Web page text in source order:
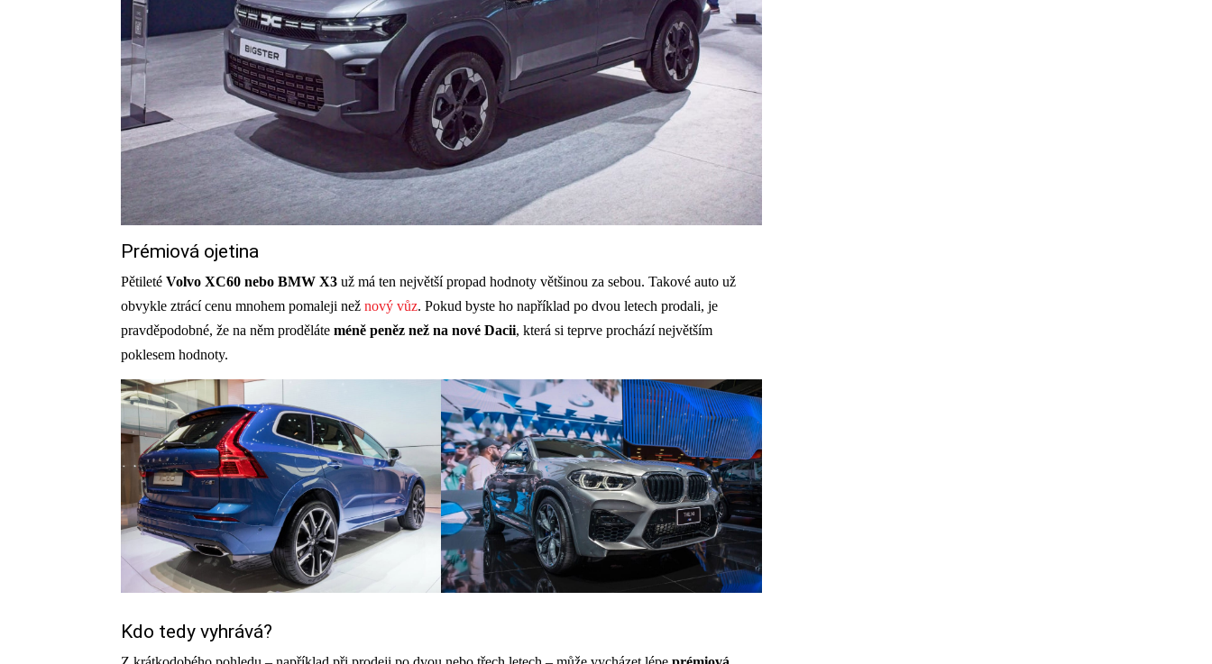
Prémiová ojetina
Pětileté Volvo XC60 nebo BMW X3 už má ten největší propad hodnoty většinou za sebou. Takové auto už
obvykle ztrácí cenu mnohem pomaleji než nový vůz. Pokud byste ho například po dvou letech prodali, je
pravděpodobné, že na něm proděláte méně peněz než na nové Dacii, která si teprve prochází největším
poklesem hodnoty.
Kdo tedy vyhrává?